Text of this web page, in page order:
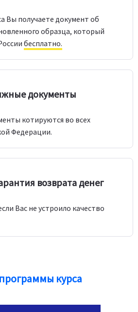
Вы получаете документ об
образца, который
бесплатно.
документы
котируются во всех
Федерации.
возврата денег
Вас не устроило качество
курса